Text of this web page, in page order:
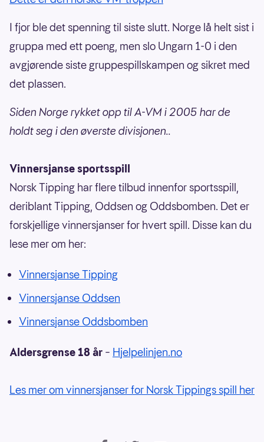
I fjor ble det spenning til siste slutt. Norge lå helt sist i
gruppa med ett poeng, men slo Ungarn 1-0 i den
avgjørende siste gruppespillskampen og sikret med
det plassen.
Siden Norge rykket opp til A-VM i 2005 har de
holdt seg i den øverste divisjonen..
Vinnersjanse sportsspill
Norsk Tipping har flere tilbud innenfor sportsspill,
deriblant Tipping, Oddsen og Oddsbomben. Det er
forskjellige vinnersjanser for hvert spill. Disse kan du
lese mer om her:
Vinnersjanse Tipping
Vinnersjanse Oddsen
Vinnersjanse Oddsbomben
Aldersgrense 18 år – Hjelpelinjen.no
Les mer om vinnersjanser for Norsk Tippings spill her